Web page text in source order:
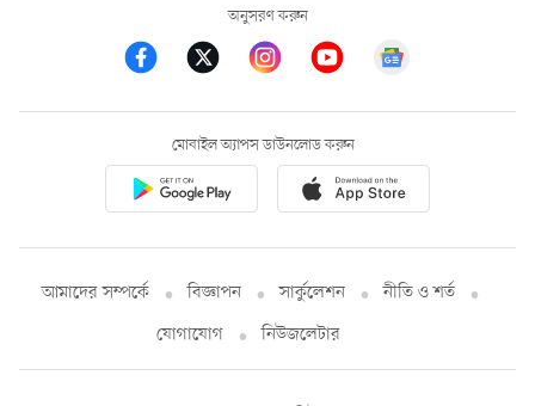
অনুসরণ করুন
মোবাইল অ্যাপস ডাউনলোড করুন
আমাদের সম্পর্কে বিজ্ঞাপন সার্কুলেশন
নীতি ও শর্ত
যোগাযোগ
নিউজলেটার